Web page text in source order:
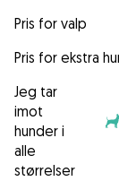
Pris for valp
Pris for ekstra
Jeg tar
imot
hunder i
alle
størrelser